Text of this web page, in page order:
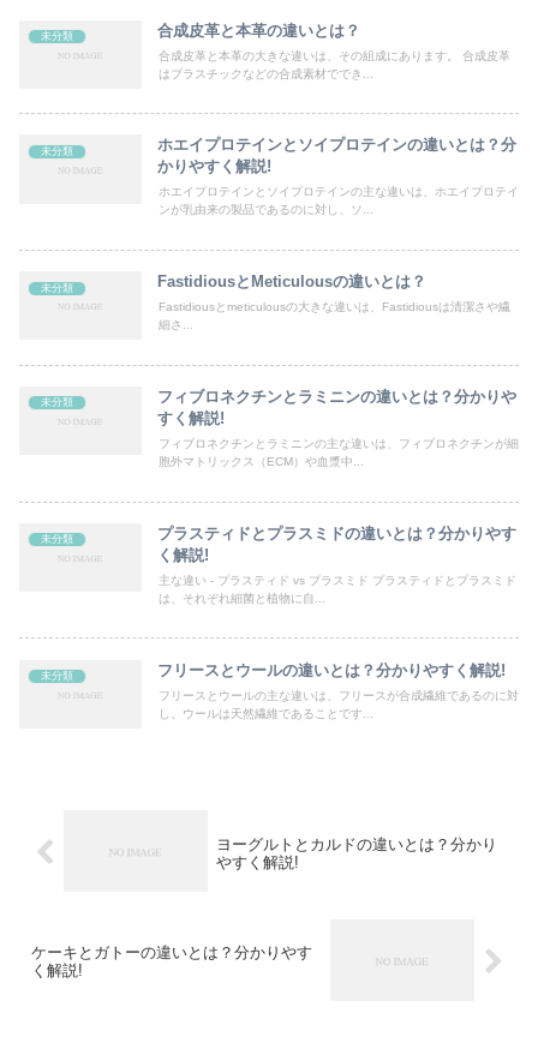
未分類 合成皮革と本革の違いとは？
合成皮革と本革の大きな違いは、その組成にあります。 合成皮革
はプラスチックなどの合成素材ででき...
未分類
ホエイプロテインとソイプロテインの違いとは？分
かりやすく解説!
ホエイプロテインとソイプロテインの主な違いは、ホエイプロテイ
ンが乳由来の製品であるのに対し、ソ...
未分類 FastidiousとMeticulousの違いとは？
Fastidiousとmeticulousの大きな違いは、Fastidiousは清潔さや繊
細さ...
未分類
フィブロネクチンとラミニンの違いとは？分かりや
すく解説!
フィブロネクチンとラミニンの主な違いは、フィブロネクチンが細
胞外マトリックス（ECM）や血漿中...
未分類
プラスティドとプラスミドの違いとは？分かりやす
く解説!
主な違い - プラスティド vs プラスミド プラスティドとプラスミド
は、それぞれ細菌と植物に自...
未分類 フリースとウールの違いとは？分かりやすく解説!
フリースとウールの主な違いは、フリースが合成繊維であるのに対
し、ウールは天然繊維であることです...
ヨーグルトとカルドの違いとは？分かり
やすく解説!
ケーキとガトーの違いとは？分かりやす
く解説!